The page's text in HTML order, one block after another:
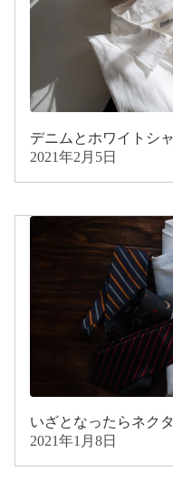
デニムとホワイトシ
2021年2月5日
いざとなったらネク
2021年1月8日